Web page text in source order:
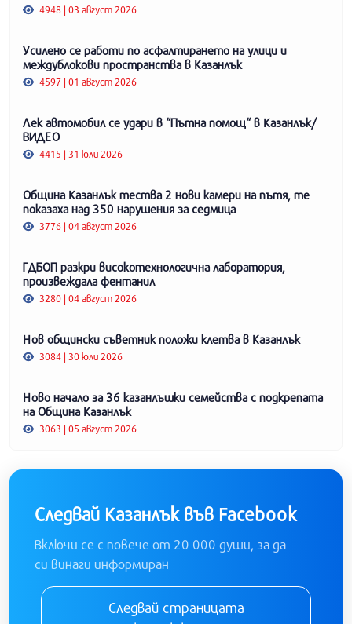
4948 | 03 август 2026
Усилено се работи по асфалтирането на улици и
междублокови пространства в Казанлък
4597 | 01 август 2026
Лек автомобил се удари в “Пътна помощ“ в Казанлък/
ВИДЕО
4415 | 31 юли 2026
Община Казанлък тества 2 нови камери на пътя, те
показаха над 350 нарушения за седмица
3776 | 04 август 2026
ГДБОП разкри високотехнологична лаборатория,
произвеждала фентанил
3280 | 04 август 2026
Нов общински съветник положи клетва в Казанлък
3084 | 30 юли 2026
Ново начало за 36 казанлъшки семейства с подкрепата
на Община Казанлък
3063 | 05 август 2026
Следвай Казанлък във Facebook
Включи се с повече от 20 000 души, за да
си винаги информиран
Следвай страницата